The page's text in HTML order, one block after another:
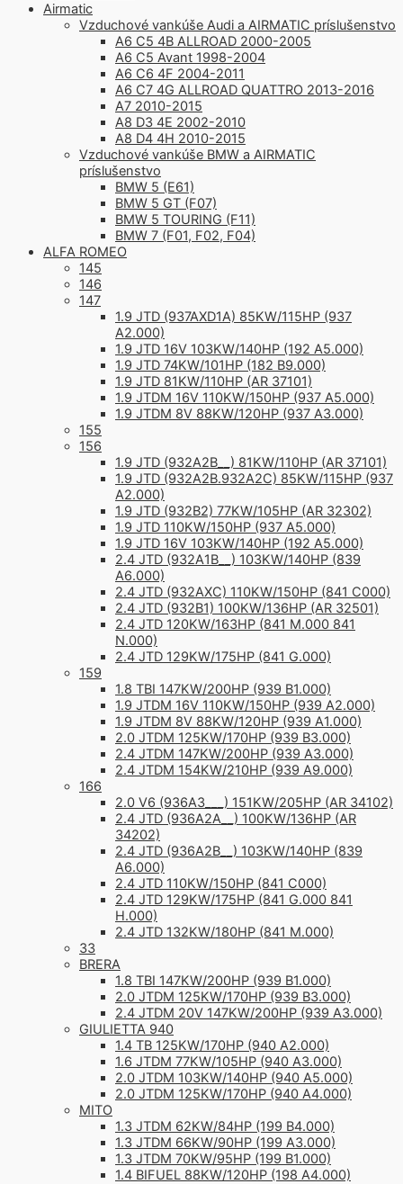
Airmatic
Vzduchové vankúše Audi a AIRMATIC príslušenstvo
A6 C5 4B ALLROAD 2000-2005
A6 C5 Avant 1998-2004
A6 C6 4F 2004-2011
A6 C7 4G ALLROAD QUATTRO 2013-2016
A7 2010-2015
A8 D3 4E 2002-2010
A8 D4 4H 2010-2015
Vzduchové vankúše BMW a AIRMATIC
príslušenstvo
BMW 5 (E61)
BMW 5 GT (F07)
BMW 5 TOURING (F11)
BMW 7 (F01, F02, F04)
ALFA ROMEO
145
146
147
1.9 JTD (937AXD1A) 85KW/115HP (937
A2.000)
1.9 JTD 16V 103KW/140HP (192 A5.000)
1.9 JTD 74KW/101HP (182 B9.000)
1.9 JTD 81KW/110HP (AR 37101)
1.9 JTDM 16V 110KW/150HP (937 A5.000)
1.9 JTDM 8V 88KW/120HP (937 A3.000)
155
156
1.9 JTD (932A2B__) 81KW/110HP (AR 37101)
1.9 JTD (932A2B.932A2C) 85KW/115HP (937
A2.000)
1.9 JTD (932B2) 77KW/105HP (AR 32302)
1.9 JTD 110KW/150HP (937 A5.000)
1.9 JTD 16V 103KW/140HP (192 A5.000)
2.4 JTD (932A1B__) 103KW/140HP (839
A6.000)
2.4 JTD (932AXC) 110KW/150HP (841 C000)
2.4 JTD (932B1) 100KW/136HP (AR 32501)
2.4 JTD 120KW/163HP (841 M.000 841
N.000)
2.4 JTD 129KW/175HP (841 G.000)
159
1.8 TBI 147KW/200HP (939 B1.000)
1.9 JTDM 16V 110KW/150HP (939 A2.000)
1.9 JTDM 8V 88KW/120HP (939 A1.000)
2.0 JTDM 125KW/170HP (939 B3.000)
2.4 JTDM 147KW/200HP (939 A3.000)
2.4 JTDM 154KW/210HP (939 A9.000)
166
2.0 V6 (936A3___) 151KW/205HP (AR 34102)
2.4 JTD (936A2A__) 100KW/136HP (AR
34202)
2.4 JTD (936A2B__) 103KW/140HP (839
A6.000)
2.4 JTD 110KW/150HP (841 C000)
2.4 JTD 129KW/175HP (841 G.000 841
H.000)
2.4 JTD 132KW/180HP (841 M.000)
33
BRERA
1.8 TBI 147KW/200HP (939 B1.000)
2.0 JTDM 125KW/170HP (939 B3.000)
2.4 JTDM 20V 147KW/200HP (939 A3.000)
GIULIETTA 940
1.4 TB 125KW/170HP (940 A2.000)
1.6 JTDM 77KW/105HP (940 A3.000)
2.0 JTDM 103KW/140HP (940 A5.000)
2.0 JTDM 125KW/170HP (940 A4.000)
MITO
1.3 JTDM 62KW/84HP (199 B4.000)
1.3 JTDM 66KW/90HP (199 A3.000)
1.3 JTDM 70KW/95HP (199 B1.000)
1.4 BIFUEL 88KW/120HP (198 A4.000)